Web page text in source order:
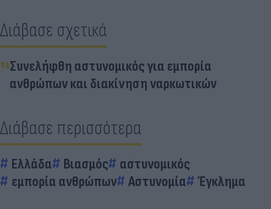
Διάβασε σχετικά
Συνελήφθη αστυνομικός για εμπορία
ανθρώπων και διακίνηση ναρκωτικών
Διάβασε περισσότερα
Ελλάδα Βιασμός
αστυνομικός
εμπορία ανθρώπων
Αστυνομία Έγκλημα